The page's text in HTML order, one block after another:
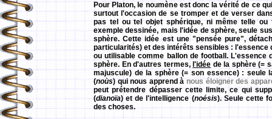
Pour Platon, le noumène est donc la vérité de ce
surtout l'occasion de se tromper et de verser
pas tel ou tel objet sphérique, ni même telle
exemple dessinée, mais l'idée de sphère, seule
sphère. Cette idée est une "pensée pure",
particularités) et des intérêts sensibles : l'essence
ou utilisable comme ballon de football.
sphère. En d'autres termes, l'idée de la sphère (=
majuscule) de la sphère (= son essence) : seule
(noùs) qui nous apprend à nous éloigner des
peut prétendre dépasser cette limite, ce qui
(dianoïa) et de l'intelligence (noésis). Seule cette
des choses.